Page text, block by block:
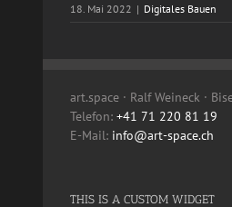
18. Mai 2022 | Digitales Bauen
art.space · Ralf Weineck ·
Telefon: +41 71 220 81 19
E-Mail: info@art-space.ch
THIS IS A CUSTOM WIDGET